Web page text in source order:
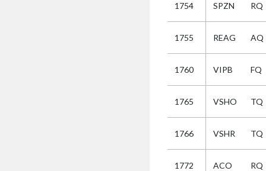
1754 SPZN RQ
1755 REAG AQ
1760 VIPB FQ
1765 VSHO TQ
1766 VSHR TQ
1772 ACO RQ